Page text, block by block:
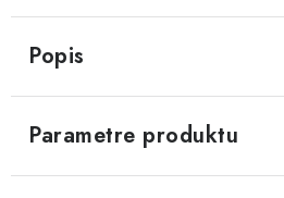
Popis
Parametre produktu